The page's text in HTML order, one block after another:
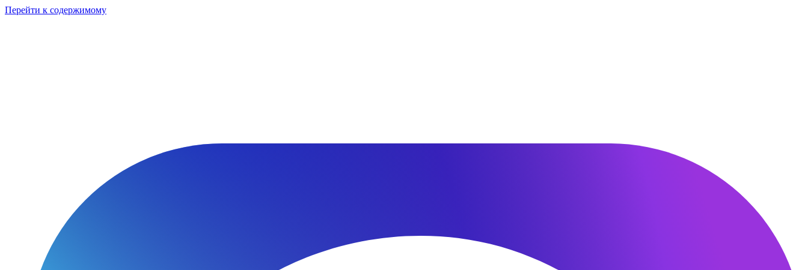
Перейти к содержимому